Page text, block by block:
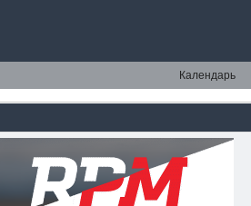
Календарь